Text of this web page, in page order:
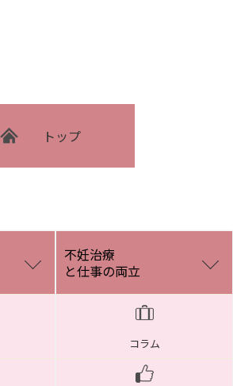
トップ
不妊治療
と仕事の両立
コラム